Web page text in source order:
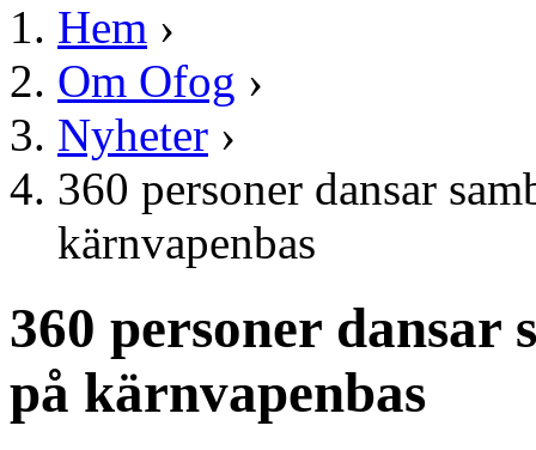
Hem ›
Om Ofog ›
Nyheter ›
360 personer dansar
kärnvapenbas
360 personer dansar
på kärnvapenbas